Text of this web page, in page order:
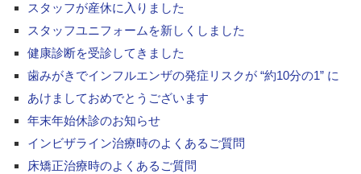
スタッフが産休に入りました
スタッフユニフォームを新しくしました
健康診断を受診してきました
歯みがきでインフルエンザの発症リスクが “約10分の1” に
あけましておめでとうございます
年末年始休診のお知らせ
インビザライン治療時のよくあるご質問
床矯正治療時のよくあるご質問